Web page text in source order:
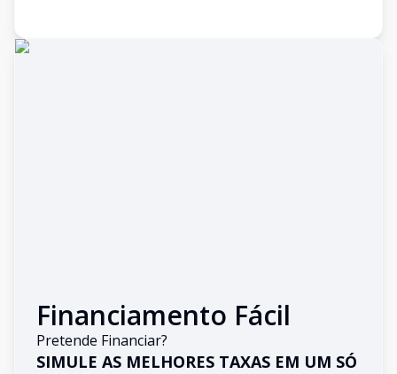
Financiamento Fácil
Pretende Financiar?
SIMULE AS MELHORES TAXAS EM UM SÓ